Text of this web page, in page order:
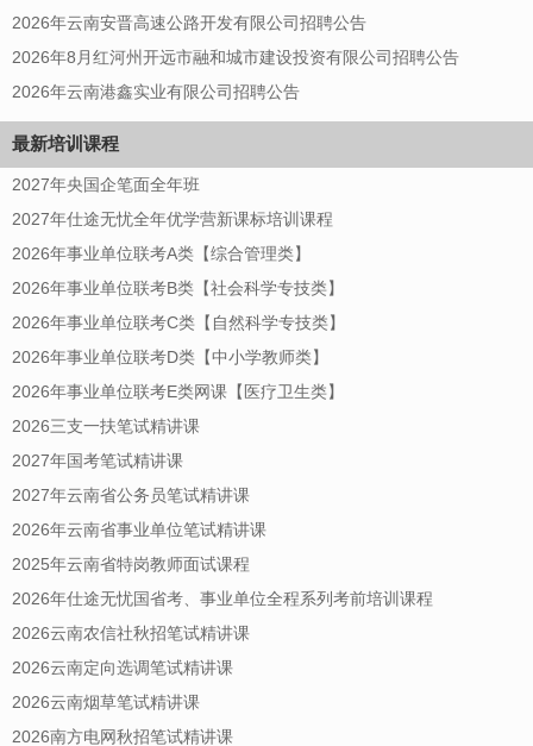
2026年云南安晋高速公路开发有限公司招聘公告
2026年8月红河州开远市融和城市建设投资有限公司招聘公告
2026年云南港鑫实业有限公司招聘公告
最新培训课程
2027年央国企笔面全年班
2027年仕途无忧全年优学营新课标培训课程
2026年事业单位联考A类【综合管理类】
2026年事业单位联考B类【社会科学专技类】
2026年事业单位联考C类【自然科学专技类】
2026年事业单位联考D类【中小学教师类】
2026年事业单位联考E类网课【医疗卫生类】
2026三支一扶笔试精讲课
2027年国考笔试精讲课
2027年云南省公务员笔试精讲课
2026年云南省事业单位笔试精讲课
2025年云南省特岗教师面试课程
2026年仕途无忧国省考、事业单位全程系列考前培训课程
2026云南农信社秋招笔试精讲课
2026云南定向选调笔试精讲课
2026云南烟草笔试精讲课
2026南方电网秋招笔试精讲课